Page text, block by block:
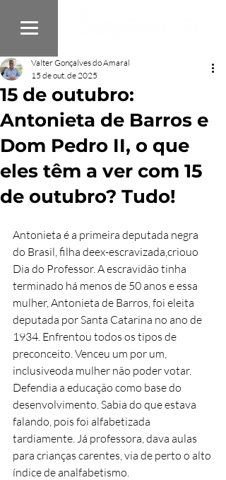
15 de outubro:
Antonieta de Barros e
Dom Pedro II, o que
eles têm a ver com 15
de outubro? Tudo!
Valter Gonçalves do Amaral
15 de out. de 2025
Antonieta é a primeira deputada negra
do Brasil, filha deex-escravizada,criouo
Dia do Professor. A escravidão tinha
terminado há menos de 50 anos e essa
mulher, Antonieta de Barros, foi eleita
deputada por Santa Catarina no ano de
1934. Enfrentou todos os tipos de
preconceito. Venceu um por um,
inclusiveoda mulher não poder votar.
Defendia a educação como base do
desenvolvimento. Sabia do que estava
falando, pois foi alfabetizada
tardiamente. Já professora, dava aulas
para crianças carentes, via de perto o alto
índice de analfabetismo.